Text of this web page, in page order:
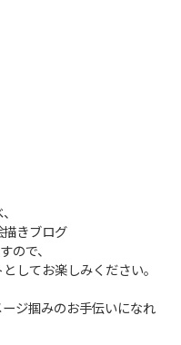
きブログ
で、
してお楽しみください。
ジ掴みのお手伝いになれ